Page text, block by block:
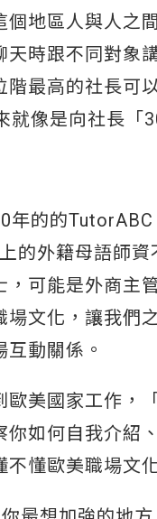
地區人與人之
時跟不同對象
最高的社長可
像是向社長「
的的
的外籍母語師
可能是外商主
文化，讓我們
動關係。
美國家工作，
如何自我介紹
懂歐美職場文